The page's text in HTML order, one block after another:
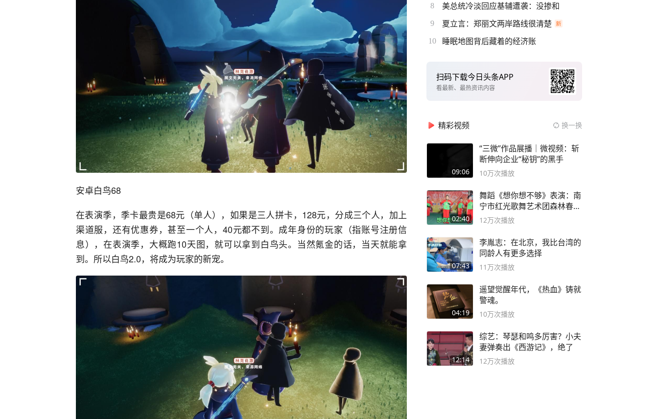
安卓白鸟68
在表演季，季卡最贵是68元（单人），如果是三人拼卡，128元，分成三个人，加上
渠道服，还有优惠券，甚至一个人，40元都不到。成年身份的玩家（指账号注册信
息），在表演季，大概跑10天图，就可以拿到白鸟头。当然氪金的话，当天就能拿
到。所以白鸟2.0，将成为玩家的新宠。
8 美总统冷淡回应基辅遭袭：没掺和
9 夏立言：郑丽文两岸路线很清楚
10 睡眠地图背后藏着的经济账
扫码下载今日头条APP
看最新、最热资讯内容
精彩视频 换一换
09:06
“三微”作品展播｜微视频：斩
断伸向企业“秘钥”的黑手
10万次播放
02:40
舞蹈《想你想不够》表演：南
宁市红光歌舞艺术团森林春红
舞蹈队。
12万次播放
07:43
李胤志：在北京，我比台湾的
同龄人有更多选择
11万次播放
04:19
遥望觉醒年代，《热血》铸就
警魂。
10万次播放
12:14
综艺：琴瑟和鸣多厉害？小夫
妻弹奏出《西游记》，绝了
12万次播放